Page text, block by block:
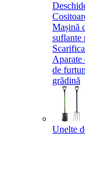
Mașină
suflante
Aparate
de furtun
grădină
Unelte